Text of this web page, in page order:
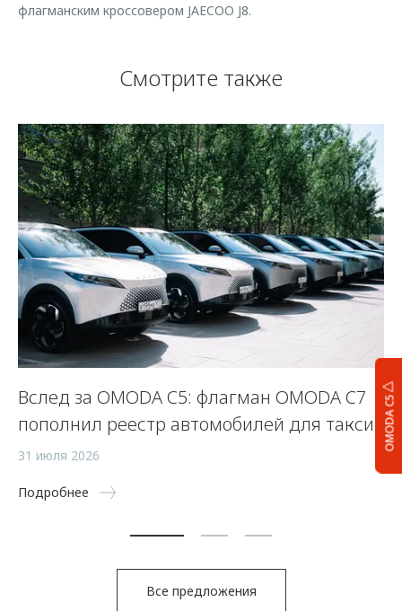
OMODA C5
флагманским кроссовером JAECOO J8.
Смотрите также
Вслед за OMODA C5: флагман OMODA C7
пополнил реестр автомобилей для такси
31 июля 2026
Подробнее
Все предложения